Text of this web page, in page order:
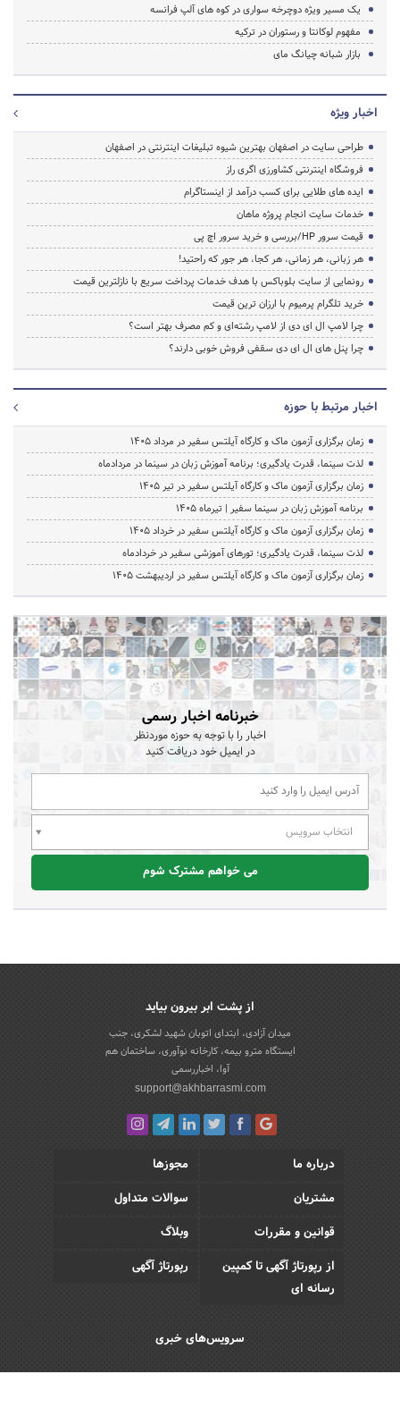
یک مسیر ویژه دوچرخه ‌سواری در کوه ‌های آلپ فرانسه
مفهوم لوکانتا و رستوران در ترکیه
بازار شبانه چیانگ مای
اخبار ویژه
طراحی سایت در اصفهان بهترین شیوه تبلیغات اینترنتی در اصفهان
فروشگاه اینترنتی کشاورزی اگری راز
ایده های طلایی برای کسب درآمد از اینستاگرام
خدمات سایت انجام پروژه ماهان
قیمت سرور HP/بررسی و خرید سرور اچ پی
هر زبانی، هر زمانی، هر کجا، هر جور که راحتید!
رونمایی از سایت بلوباکس با هدف خدمات پرداخت سریع با نازلترین قیمت
خرید تلگرام پرمیوم با ارزان ترین قیمت
چرا لامپ ال ای دی از لامپ رشته‌ای و کم مصرف بهتر است؟
چرا پنل های ال ای دی سقفی فروش خوبی دارند؟
اخبار مرتبط با حوزه
زمان برگزاری آزمون ماک و کارگاه آیلتس سفیر در مرداد 1405
لذت سینما، قدرت یادگیری؛ برنامه آموزش زبان در سینما در مردادماه
زمان برگزاری آزمون ماک و کارگاه آیلتس سفیر در تیر 1405
برنامه آموزش زبان در سینما سفیر | تیرماه ۱۴۰۵
زمان برگزاری آزمون ماک و کارگاه آیلتس سفیر در خرداد 1405
لذت سینما، قدرت یادگیری؛ تورهای آموزشی سفیر در خردادماه
زمان برگزاری آزمون ماک و کارگاه آیلتس سفیر در اردیبهشت 1405
خبرنامه اخبار رسمی
اخبار را با توجه به حوزه موردنظر
در ایمیل خود دریافت کنید
انتخاب سرویس
می خواهم مشترک شوم
از پشت ابر بیرون بیاید
میدان آزادی، ابتدای اتوبان شهید لشکری، جنب
ایستگاه مترو بیمه، کارخانه نوآوری، ساختمان هم
آوا، اخباررسمی
support@akhbarrasmi.com
درباره ما
مجوزها
مشتریان
سوالات متداول
قوانین و مقررات
وبلاگ
از رپورتاژ آگهی تا کمپین
رسانه ای
رپورتاژ آگهی
سرویس‌های خبری